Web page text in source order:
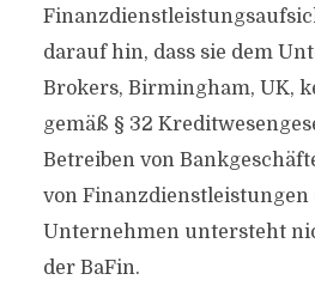
darauf hin, dass sie dem
Brokers, Birmingham, UK,
gemäß § 32
Betreiben von
von Finanzdienstleistungen
Unternehmen untersteht
der BaFin.